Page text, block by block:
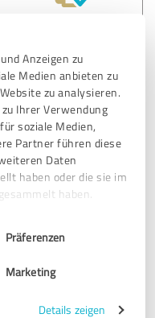
Anzeigen zu
Medien anbieten zu
zu analysieren.
Ihrer Verwendung
soziale Medien,
Partner führen diese
Daten
haben oder die sie im
haben.
Präferenzen
Marketing
Details zeigen
Erfolgreich, und ich
Ergebnis mitgeteilt
Empfehlung